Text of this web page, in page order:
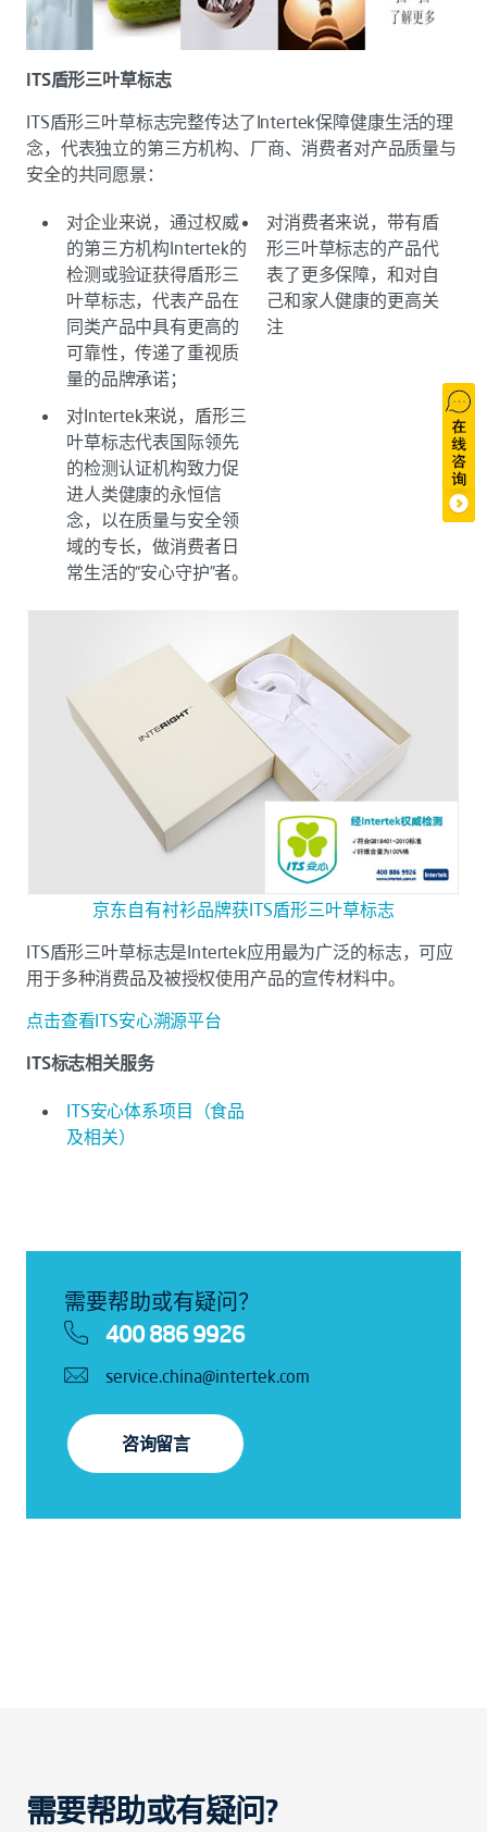
ITS盾形三叶草标志
ITS盾形三叶草标志完整传达了Intertek保障健康生活的理
念，代表独立的第三方机构、厂商、消费者对产品质量与
安全的共同愿景：
对企业来说，通过权威
的第三方机构Intertek的
检测或验证获得盾形三
叶草标志，代表产品在
同类产品中具有更高的
可靠性，传递了重视质
量的品牌承诺；
对消费者来说，带有盾
形三叶草标志的产品代
表了更多保障，和对自
己和家人健康的更高关
注
对Intertek来说，盾形三
叶草标志代表国际领先
的检测认证机构致力促
进人类健康的永恒信
念，以在质量与安全领
域的专长，做消费者日
常生活的“安心守护”者。
京东自有衬衫品牌获ITS盾形三叶草标志
ITS盾形三叶草标志是Intertek应用最为广泛的标志，可应
用于多种消费品及被授权使用产品的宣传材料中。
点击查看ITS安心溯源平台
ITS标志相关服务
ITS安心体系项目（食品
及相关）
需要帮助或有疑问？
400 886 9926
service.china@intertek.com
咨询留言
需要帮助或有疑问?